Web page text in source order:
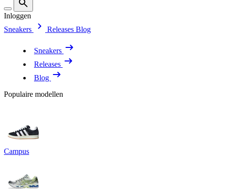
Inloggen
Sneakers
Releases Blog
Sneakers
Releases
Blog
Populaire modellen
Campus